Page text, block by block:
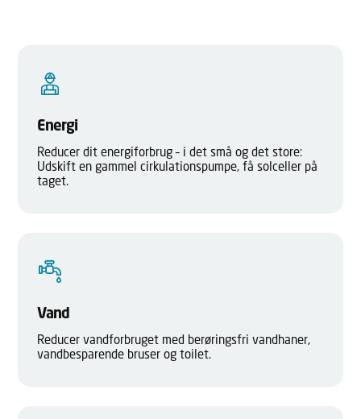
Energi
Reducer dit energiforbrug – i det små og det store:
Udskift en gammel cirkulationspumpe, få solceller på
taget.
Vand
Reducer vandforbruget med berøringsfri vandhaner,
vandbesparende bruser og toilet.